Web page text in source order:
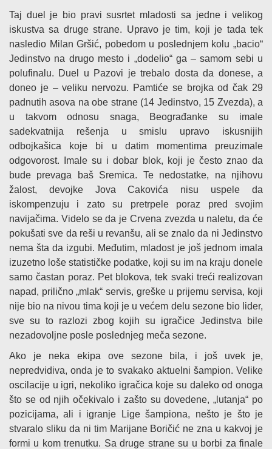
Taj duel je bio pravi susrtet mladosti sa jedne i velikog
iskustva sa druge strane. Upravo je tim, koji je tada tek
nasledio Milan Gršić, pobedom u poslednjem kolu „bacio“
Jedinstvo na drugo mesto i „dodelio“ ga – samom sebi u
polufinalu. Duel u Pazovi je trebalo dosta da donese, a
doneo je – veliku nervozu. Pamtiće se brojka od čak 29
padnutih asova na obe strane (14 Jedinstvo, 15 Zvezda), a
u takvom odnosu snaga, Beograđanke su imale
sadekvatnija rešenja u smislu upravo iskusnijih
odbojkašica koje bi u datim momentima preuzimale
odgovorost. Imale su i dobar blok, koji je često znao da
bude prevaga baš Sremica. Te nedostatke, na njihovu
žalost, devojke Jova Cakovića nisu uspele da
iskompenzuju i zato su pretrpele poraz pred svojim
navijačima. Videlo se da je Crvena zvezda u naletu, da će
pokušati sve da reši u revanšu, ali se znalo da ni Jedinstvo
nema šta da izgubi. Međutim, mladost je još jednom imala
izuzetno loše statističke podatke, koji su im na kraju donele
samo častan poraz. Pet blokova, tek svaki treći realizovan
napad, prilično „mlak“ servis, greške u prijemu servisa, koji
nije bio na nivou tima koji je u većem delu sezone bio lider,
sve su to razlozi zbog kojih su igračice Jedinstva bile
nezadovoljne posle poslednjeg meča sezone.
Ako je neka ekipa ove sezone bila, i još uvek je,
nepredvidiva, onda je to svakako aktuelni šampion. Velike
oscilacije u igri, nekoliko igračica koje su daleko od onoga
što se od njih očekivalo i zašto su dovedene, „lutanja“ po
pozicijama, ali i igranje Lige šampiona, nešto je što je
stvaralo sliku da ni tim Marijane Boričić ne zna u kakvoj je
formi u kom trenutku. Sa druge strane su u borbi za finale